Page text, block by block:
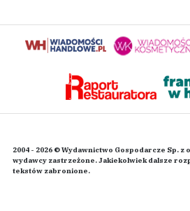
2004 - 2026 © Wydawnictwo Gospodarcze Sp. z
wydawcy zastrzeżone. Jakiekolwiek dalsze
tekstów zabronione.